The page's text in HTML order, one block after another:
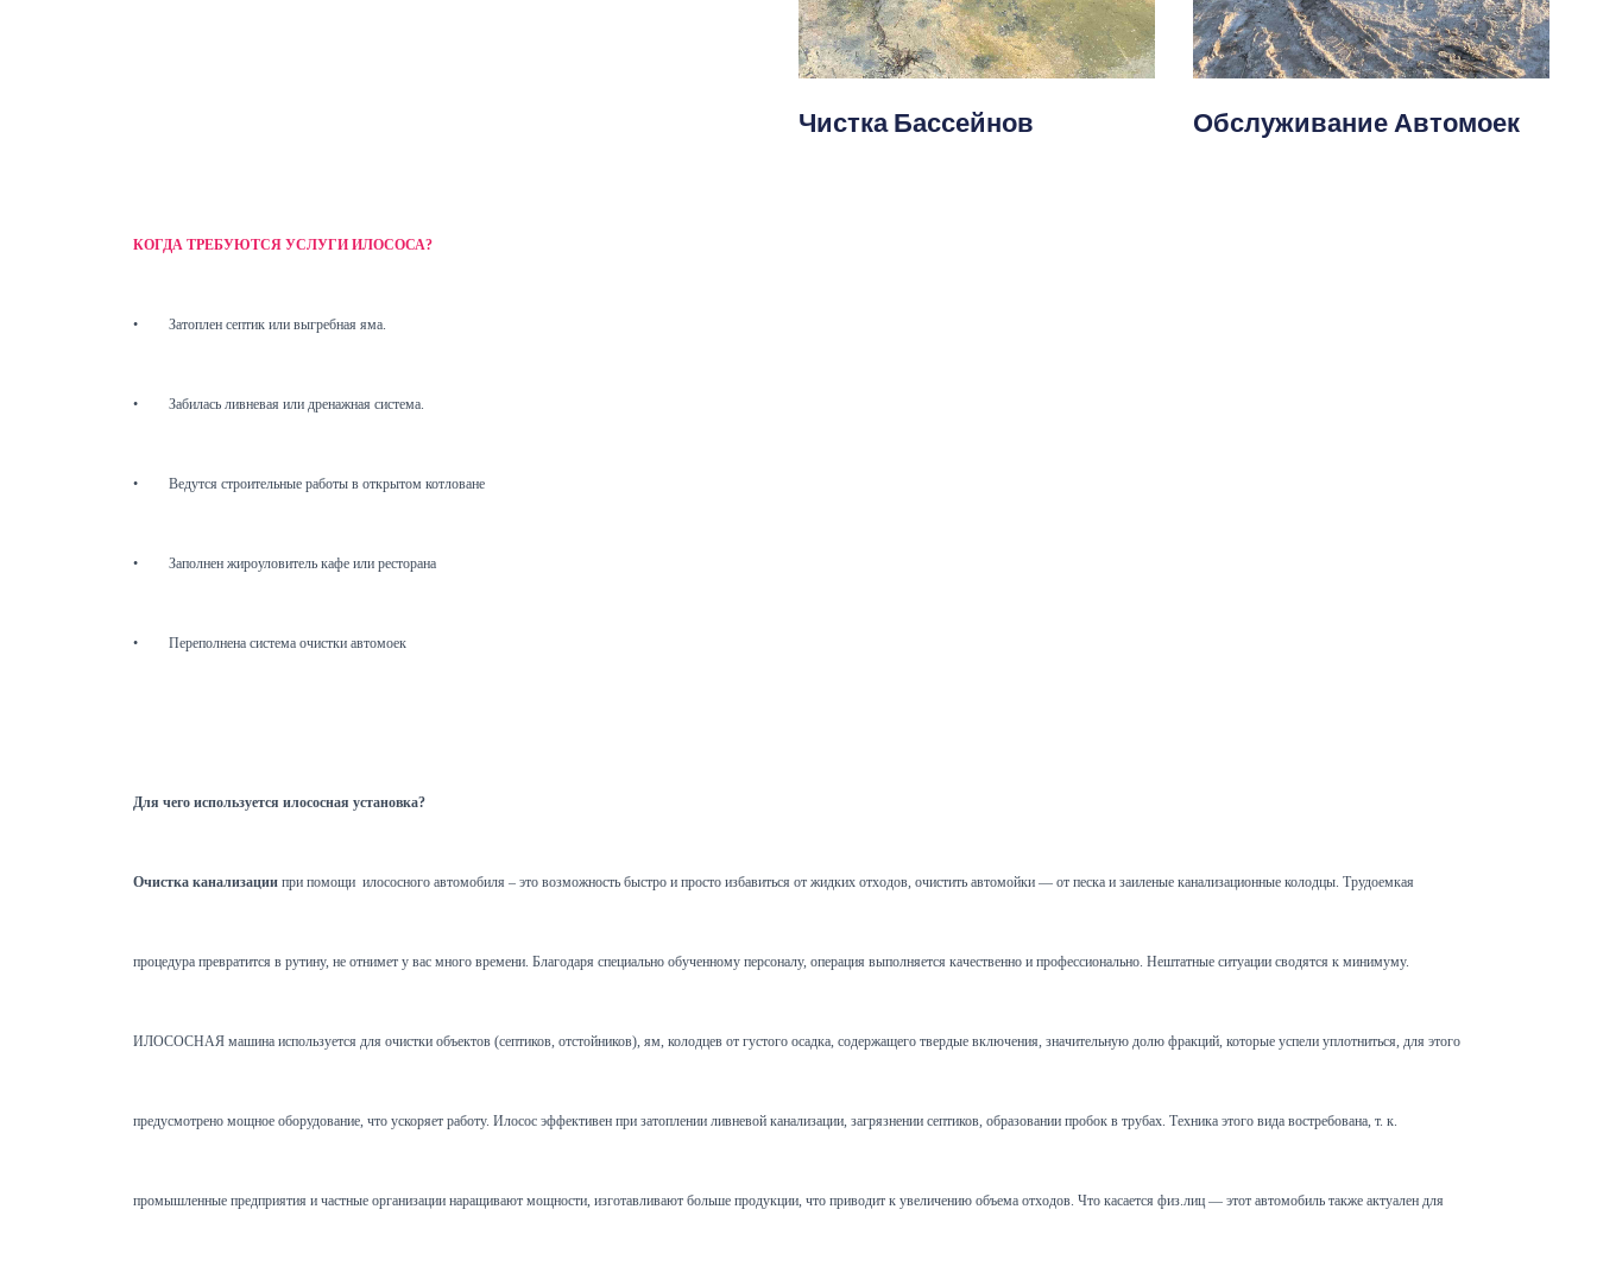
Чистка Бассейнов Обслуживание Автомоек
КОГДА ТРЕБУЮТСЯ УСЛУГИ ИЛОСОСА?
• Затоплен септик или выгребная яма.
• Забилась ливневая или дренажная система.
• Ведутся строительные работы в открытом котловане
• Заполнен жироуловитель кафе или ресторана
• Переполнена система очистки автомоек
Для чего используется илососная установка?
Очистка канализации при помощи илососного автомобиля – это возможность быстро и просто избавиться от жидких отходов, очистить автомойки — от песка и заиленые канализационные колодцы. Трудоемкая
процедура превратится в рутину, не отнимет у вас много времени. Благодаря специально обученному персоналу, операция выполняется качественно и профессионально. Нештатные ситуации сводятся к минимуму.
ИЛОСОСНАЯ машина используется для очистки объектов (септиков, отстойников), ям, колодцев от густого осадка, содержащего твердые включения, значительную долю фракций, которые успели уплотниться, для этого
предусмотрено мощное оборудование, что ускоряет работу. Илосос эффективен при затоплении ливневой канализации, загрязнении септиков, образовании пробок в трубах. Техника этого вида востребована, т. к.
промышленные предприятия и частные организации наращивают мощности, изготавливают больше продукции, что приводит к увеличению объема отходов. Что касается физ.лиц — этот автомобиль также актуален для